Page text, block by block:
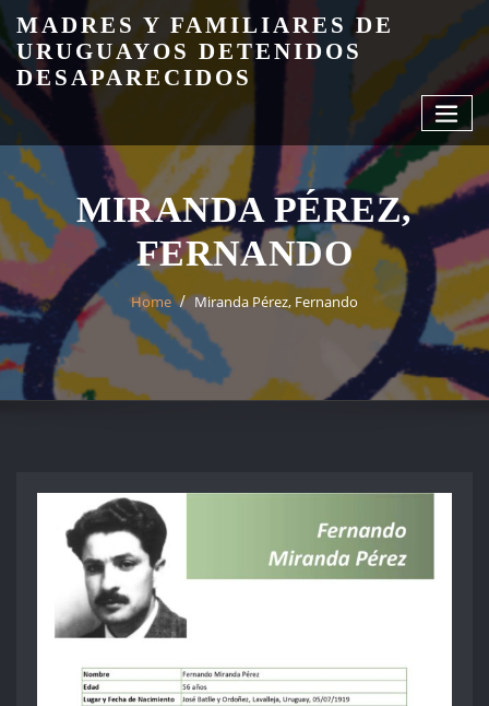
Skip
to
content
MADRES Y FAMILIARES DE
URUGUAYOS DETENIDOS
DESAPARECIDOS
MIRANDA PÉREZ,
FERNANDO
Home Miranda Pérez, Fernando